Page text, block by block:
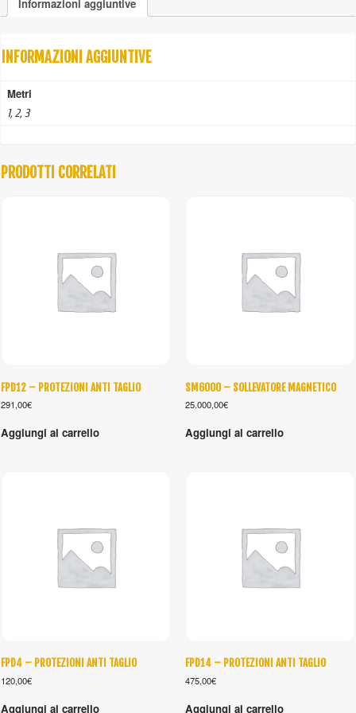
bracci
quantità
Informazioni aggiuntive
INFORMAZIONI AGGIUNTIVE
Metri
1, 2, 3
PRODOTTI CORRELATI
FPD12 – PROTEZIONI ANTI TAGLIO
291,00€
Aggiungi al carrello
SM6000 – SOLLEVATORE MAGNETICO
25.000,00€
Aggiungi al carrello
FPD4 – PROTEZIONI ANTI TAGLIO
120,00€
Aggiungi al carrello
FPD14 – PROTEZIONI ANTI TAGLIO
475,00€
Aggiungi al carrello